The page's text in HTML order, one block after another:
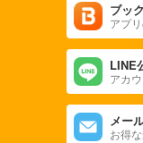
ブッ
アプ
LINE
アカ
メー
お得